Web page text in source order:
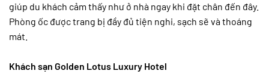
giúp du khách cảm thấy như ở nhà ngay khi đặt chân đến đây.
Phòng ốc được trang bị đầy đủ tiện nghi, sạch sẽ và thoáng
mát.
Khách sạn Golden Lotus Luxury Hotel